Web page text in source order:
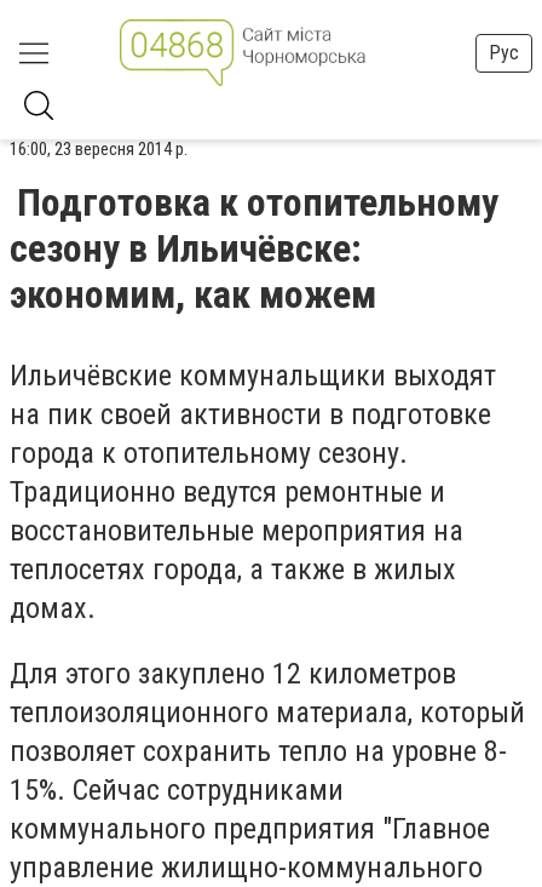
Рус
16:00, 23 вересня 2014 р.
Подготовка к отопительному
сезону в Ильичёвске:
экономим, как можем
Ильичёвские коммунальщики выходят
на пик своей активности в подготовке
города к отопительному сезону.
Традиционно ведутся ремонтные и
восстановительные мероприятия на
теплосетях города, а также в жилых
домах.
Для этого закуплено 12 километров
теплоизоляционного материала, который
позволяет сохранить тепло на уровне 8-
15%. Сейчас сотрудниками
коммунального предприятия "Главное
управление жилищно-коммунального